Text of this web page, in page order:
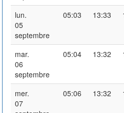
lun.
05
septembre
05:03 13:33
mar.
06
septembre
05:04 13:32
mer.
07
05:06 13:32